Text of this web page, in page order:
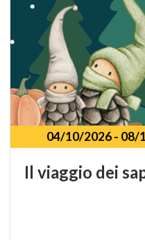
04/10/2026- 08/
Il viaggio dei